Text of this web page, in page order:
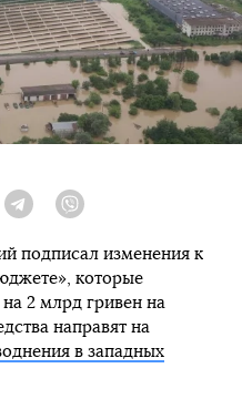
Telegram
подписал изменения к
которые
2 млрд гривен на
направят на
в западных